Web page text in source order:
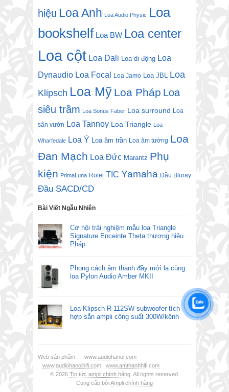
hiệu Loa Anh Loa Audio Physic Loa
bookshelf Loa BW Loa center
Loa cột Loa Dali Loa di động Loa
Dynaudio Loa Focal Loa Jamo Loa JBL
Loa
Klipsch Loa Mỹ Loa Pháp Loa
siêu trầm Loa Sonus Faber Loa surround Loa
sân vườn Loa Tannoy Loa Triangle Loa
Wharfedale Loa Ý Loa âm trần Loa âm tường Loa
Đan Mạch Loa Đức Marantz Phụ
kiện PrimaLuna Rotel TIC Yamaha Đầu Bluray
Đầu SACD/CD
Bài Viết Ngẫu Nhiên
Cơ hội trải nghiệm mẫu loa Triangle
Signature Enceinte Theta thương hiệu
Pháp
Phong cách âm thanh đầy mới lạ cùng
loa Pylon Audio Amber MKII
Loa Klipsch R-112SW subwoofer tích
hợp sẵn ampli công suất 300W/kênh
Web sản phẩm: www.audiohanoi.com
www.audiohanoihifi.com
www.amthanhhifi.com
© 2026 Tin tức ampli chính hãng. All rights reserved.
Cung cấp bởiAmpli chính hãng